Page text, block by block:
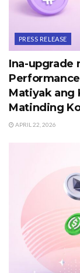
PRESS RELEASE
Ina-upgrade
Matiyak ang
Matinding
APRIL 22, 2026